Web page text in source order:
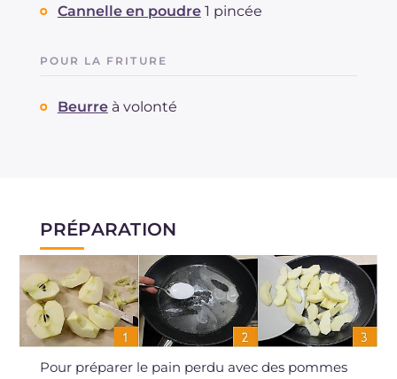
Cannelle en poudre 1 pincée
POUR LA FRITURE
Beurre à volonté
PRÉPARATION
Pour préparer le pain perdu avec des pommes